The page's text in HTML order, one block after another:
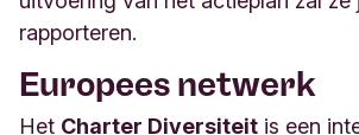
rapporteren.
Europees netwerk
Het Charter Diversiteit is een